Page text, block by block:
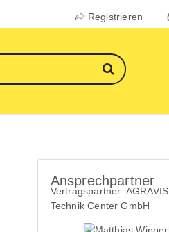
Registrieren
Ansprechpartner
Vertragspartner: AGRAVIS
Technik Center GmbH